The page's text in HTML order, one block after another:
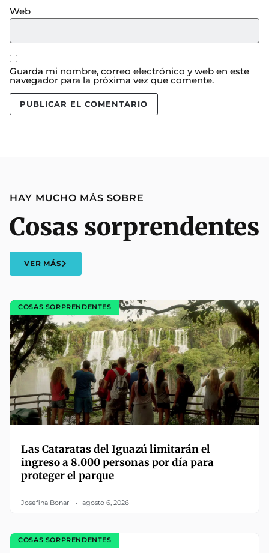
Web
Guarda mi nombre, correo electrónico y web en este
navegador para la próxima vez que comente.
HAY MUCHO MÁS SOBRE
Cosas sorprendentes
VER MÁS
COSAS SORPRENDENTES
Las Cataratas del Iguazú limitarán el
ingreso a 8.000 personas por día para
proteger el parque
Josefina Bonari agosto 6, 2026
COSAS SORPRENDENTES